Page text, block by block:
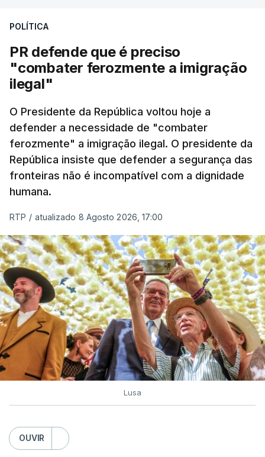
desencadeando uma ação de prevenção
articulação com a Marinha, a Autoridade Marítima
Nacional e a Força Aérea.
apreendida mais cocaína até ao momento de que
em todo o ano de 2025.
A ação de prevenção visa a deteção em alto mar
de embarcações de alta velocidade (EAV) que
utilizam a costa nacional para o tráfico de droga.
c/ Lusa
POLÍTICA
PR defende que é preciso
"combater ferozmente a imigração
ilegal"
O Presidente da República voltou hoje a
defender a necessidade de "combater
ferozmente" a imigração ilegal. O presidente da
República insiste que defender a segurança das
fronteiras não é incompatível com a dignidade
humana.
RTP / atualizado 8 Agosto 2026, 17:00
Lusa
OUVIR